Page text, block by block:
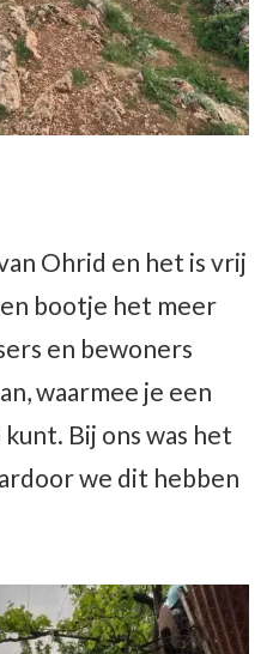
Ohrid en het is vrij
bootje het meer
en bewoners
waarmee je een
Bij ons was het
we dit hebben